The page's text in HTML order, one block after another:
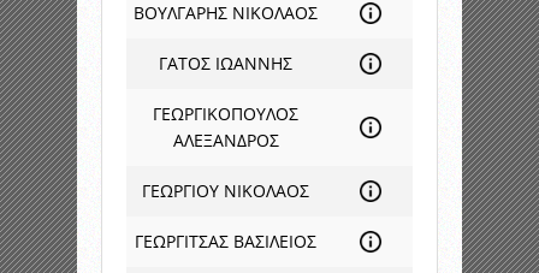
ΒΟΥΛΓΑΡΗΣ ΝΙΚΟΛΑΟΣ
ΓΑΤΟΣ ΙΩΑΝΝΗΣ
ΓΕΩΡΓΙΚΟΠΟΥΛΟΣ
ΑΛΕΞΑΝΔΡΟΣ
ΓΕΩΡΓΙΟΥ ΝΙΚΟΛΑΟΣ
ΓΕΩΡΓΙΤΣΑΣ ΒΑΣΙΛΕΙΟΣ